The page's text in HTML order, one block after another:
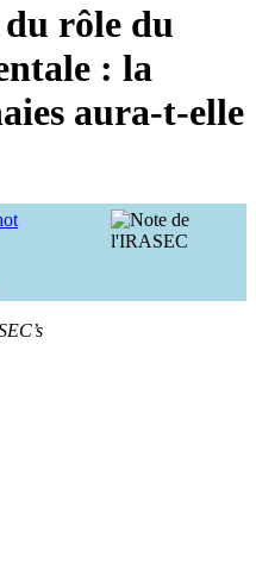
rôle du
: la
aura-t-elle